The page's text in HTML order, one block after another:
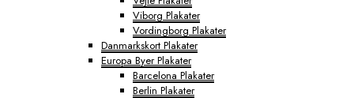
Viborg Plakater
Vordingborg Plakater
Danmarkskort Plakater
Europa Byer Plakater
Barcelona Plakater
Berlin Plakater